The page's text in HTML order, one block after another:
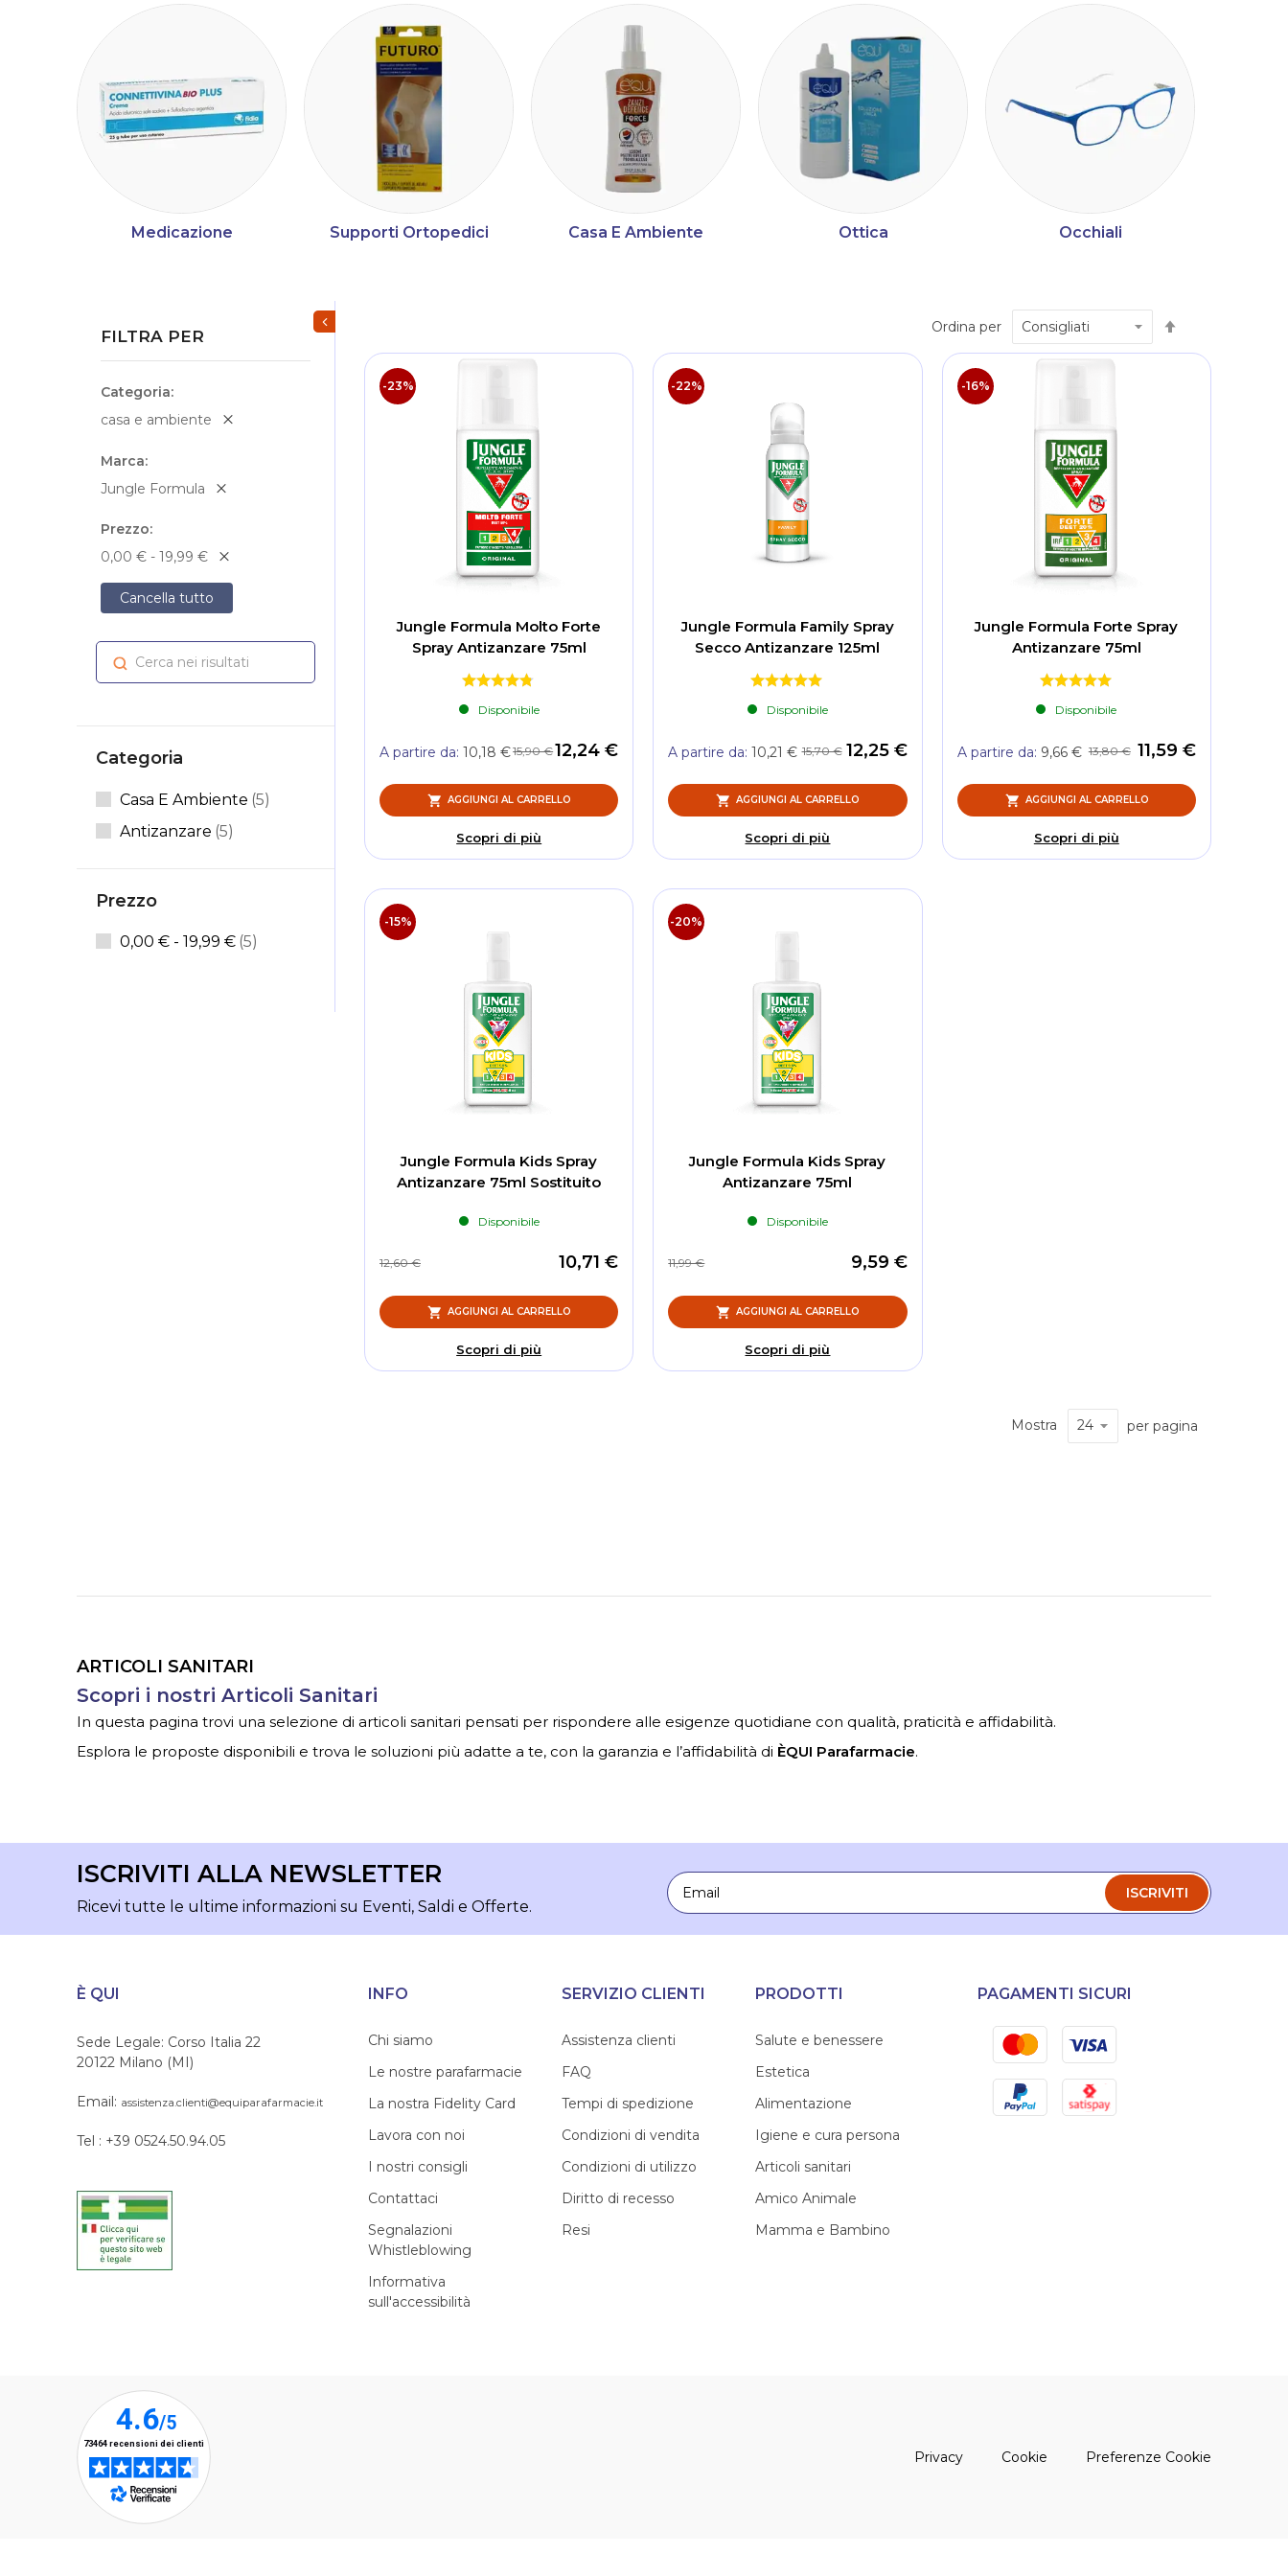
Medicazione Supporti Ortopedici Casa E Ambiente Ottica Occhiali
Ordina per
direzione
-23%
Jungle Formula Molto Forte
Spray Antizanzare 75ml
Disponibile
12,24 €
15,90 €
A partire da 10,18 €
AGGIUNGI AL CARRELLO
Scopri di più
-22%
Jungle Formula Family Spray
Secco Antizanzare 125ml
Disponibile
12,25 €
15,70 €
A partire da 10,21 €
AGGIUNGI AL CARRELLO
Scopri di più
-16%
Jungle Formula Forte Spray
Antizanzare 75ml
Disponibile
11,59 €
13,80 €
A partire da 9,66 €
AGGIUNGI AL CARRELLO
Scopri di più
-15%
Jungle Formula Kids Spray
Antizanzare 75ml Sostituito
Disponibile
10,71 €
12,60 €
AGGIUNGI AL CARRELLO
Scopri di più
-20%
Jungle Formula Kids Spray
Antizanzare 75ml
Disponibile
9,59 €
11,99 €
AGGIUNGI AL CARRELLO
Scopri di più
Mostra per pagina
FILTRA PER
Categoria
casa e ambiente
Marca
Jungle Formula
Prezzo
0,00 € - 19,99 €
Cancella tutto
Cerca nei risultati Cerca
Categoria
Casa E Ambiente 5Articoli
Antizanzare 5Articoli
Prezzo
0,00 € - 19,99 € 5articoli
Mostra/Nascondi filtri
ARTICOLI SANITARI
Scopri i nostri Articoli Sanitari
In questa pagina trovi una selezione di articoli sanitari pensati per rispondere alle esigenze quotidiane con qualità, praticità e affidabilità.
Esplora le proposte disponibili e trova le soluzioni più adatte a te, con la garanzia e l’affidabilità di ÈQUI Parafarmacie.
ISCRIVITI ALLA NEWSLETTER
Ricevi tutte le ultime informazioni su Eventi, Saldi e Offerte.
Email
ISCRIVITI
È QUI
Sede Legale: Corso Italia 22
20122 Milano (MI)
Email: assistenza.clienti@equiparafarmacie.it
Tel : +39 0524.50.94.05
INFO
Chi siamo
Le nostre parafarmacie
La nostra Fidelity Card
Lavora con noi
I nostri consigli
Contattaci
Segnalazioni
Whistleblowing
Informativa
sull'accessibilità
SERVIZIO CLIENTI
Assistenza clienti
FAQ
Tempi di spedizione
Condizioni di vendita
Condizioni di utilizzo
Diritto di recesso
Resi
PRODOTTI
Salute e benessere
Estetica
Alimentazione
Igiene e cura persona
Articoli sanitari
Amico Animale
Mamma e Bambino
PAGAMENTI SICURI
MastercardVisa
PayPal Satispay
Privacy(apre una nuova finestra)
Cookie (apre una nuova finestra)
Preferenze Cookie